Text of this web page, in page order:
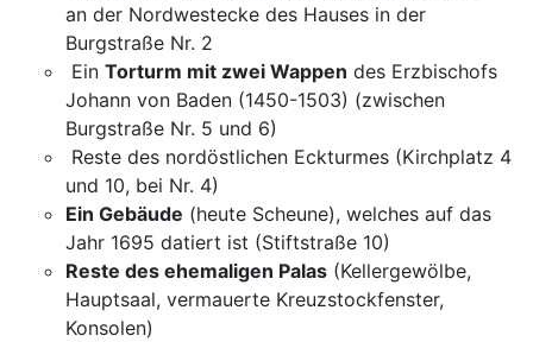
an der Nordwestecke des Hauses in der
Burgstraße Nr. 2
Ein Torturm mit zwei Wappen des Erzbischofs
Johann von Baden (1450-1503) (zwischen
Burgstraße Nr. 5 und 6)
Reste des nordöstlichen Eckturmes (Kirchplatz 4
und 10, bei Nr. 4)
Ein Gebäude (heute Scheune), welches auf das
Jahr 1695 datiert ist (Stiftstraße 10)
Reste des ehemaligen Palas (Kellergewölbe,
Hauptsaal, vermauerte Kreuzstockfenster,
Konsolen)